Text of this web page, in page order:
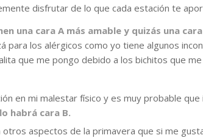
disfrutar de lo que cada estación te
una cara A más amable y quizás una cara
para los alérgicos como yo tiene algunos
que me pongo debido a los bichitos que
en mi malestar físico y es muy probable
habrá cara B.
aspectos de la primavera que si me